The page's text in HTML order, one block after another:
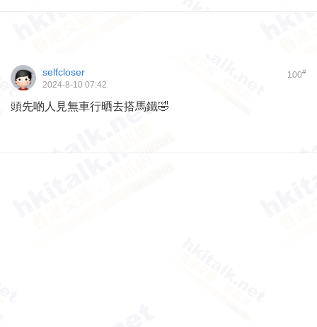
100#
selfcloser
2024-8-10 07:42
頭先啲人見無車行晒去搭馬鐵🤣